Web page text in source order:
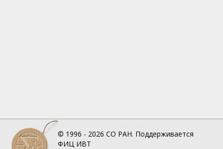
© 1996 - 2026 СО РАН. Поддерживается
ФИЦ ИВТ